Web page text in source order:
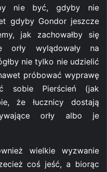
nie być, gdyby nie
gdyby Gondor jeszcze
jak zachowałby się
orły wylądowały na
nie tylko nie udzielić
próbować wyprawę
sobie Pierścień (jak
że łucznicy dostają
orły albo je
wielkie wyzwanie
coś jeść, a biorąc